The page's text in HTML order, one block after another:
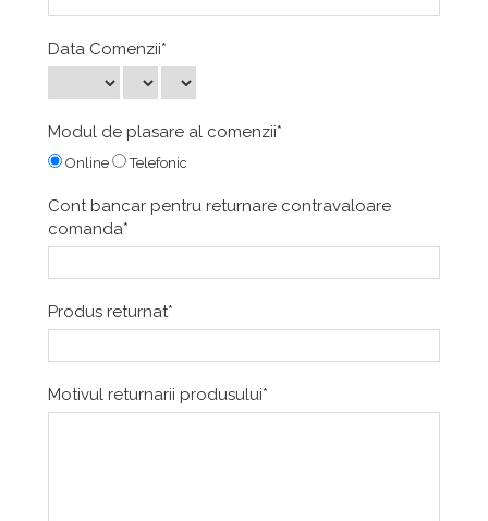
Data Comenzii*
Modul de plasare al comenzii*
Online Telefonic
Cont bancar pentru returnare contravaloare
comanda*
Produs returnat*
Motivul returnarii produsului*